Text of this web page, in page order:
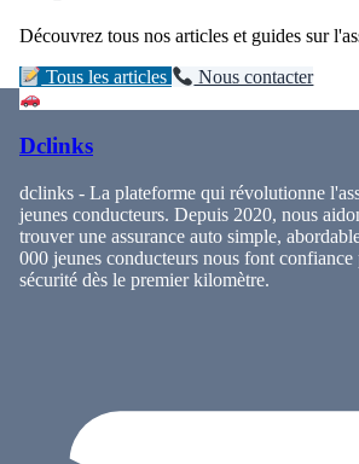
Découvrez tous nos articles et guides sur
Tous les articles Nous contacter
Dclinks
dclinks - La plateforme qui révolutionne
jeunes conducteurs. Depuis 2020, nous
trouver une assurance auto simple,
000 jeunes conducteurs nous font
sécurité dès le premier kilomètre.